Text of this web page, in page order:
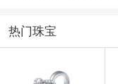
热门珠宝